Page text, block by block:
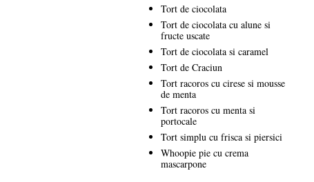
Tort de ciocolata
Tort de ciocolata cu alune si
fructe uscate
Tort de ciocolata si caramel
Tort de Craciun
Tort racoros cu cirese si mousse
de menta
Tort racoros cu menta si
portocale
Tort simplu cu frisca si piersici
Whoopie pie cu crema
mascarpone